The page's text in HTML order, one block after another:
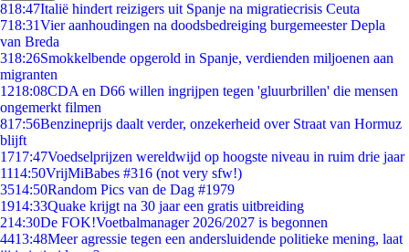
818:47Italië hindert reizigers uit Spanje na migratiecrisis Ceuta
718:31Vier aanhoudingen na doodsbedreiging burgemeester Depla
van Breda
318:26Smokkelbende opgerold in Spanje, verdienden miljoenen aan
migranten
1218:08CDA en D66 willen ingrijpen tegen 'gluurbrillen' die mensen
ongemerkt filmen
817:56Benzineprijs daalt verder, onzekerheid over Straat van Hormuz
blijft
1717:47Voedselprijzen wereldwijd op hoogste niveau in ruim drie jaar
1114:50VrijMiBabes #316 (not very sfw!)
3514:50Random Pics van de Dag #1979
1914:33Quake krijgt na 30 jaar een gratis uitbreiding
214:30De FOK!Voetbalmanager 2026/2027 is begonnen
4413:48Meer agressie tegen een andersluidende politieke mening, laat